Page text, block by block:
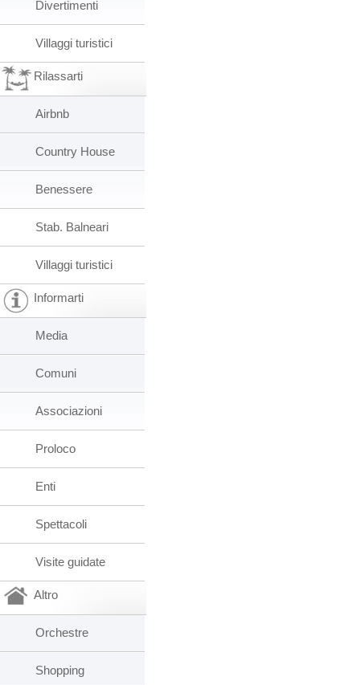
Divertimenti
Villaggi turistici
Rilassarti
Airbnb
Country House
Benessere
Stab. Balneari
Villaggi turistici
Informarti
Media
Comuni
Associazioni
Proloco
Enti
Spettacoli
Visite guidate
Altro
Orchestre
Shopping